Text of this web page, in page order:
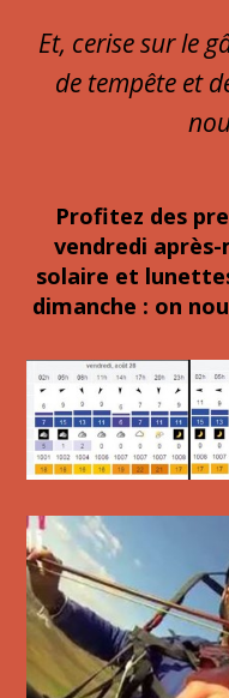
Et, cerise sur le
de tempête et
Profitez des
vendredi
solaire et
dimanche : on